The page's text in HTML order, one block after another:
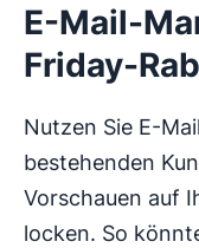
E-Mail-
Friday-
Nutzen Sie E-
bestehenden
Vorschauen auf
locken. So